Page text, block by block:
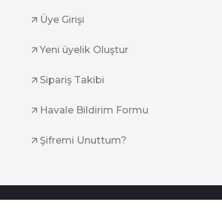
Üye Girişi
Yeni üyelik Oluştur
Sipariş Takibi
Havale Bildirim Formu
Şifremi Unuttum?